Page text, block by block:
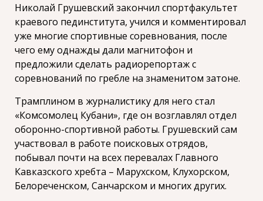
Николай Грушевский закончил спортфакультет
краевого пединститута, учился и комментировал
уже многие спортивные соревнования, после
чего ему однажды дали магнитофон и
предложили сделать радиорепортаж с
соревнований по гребле на знаменитом затоне.
Трамплином в журналистику для него стал
«Комсомолец Кубани», где он возглавлял отдел
оборонно-спортивной работы. Грушевский сам
участвовал в работе поисковых отрядов,
побывал почти на всех перевалах Главного
Кавказского хребта – Марухском, Клухорском,
Белореченском, Санчарском и многих других.